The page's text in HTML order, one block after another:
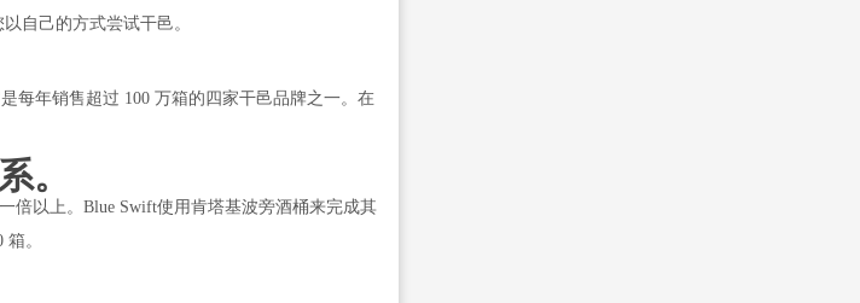
自己的方式尝试干邑。
每年销售超过 100 万箱的四家干邑品牌之一。在
。
倍以上。Blue Swift使用肯塔基波旁酒桶来完成其
。